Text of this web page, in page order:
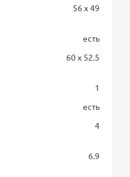
56 x 49
есть
60 x 52.5
1
есть
4
6.9